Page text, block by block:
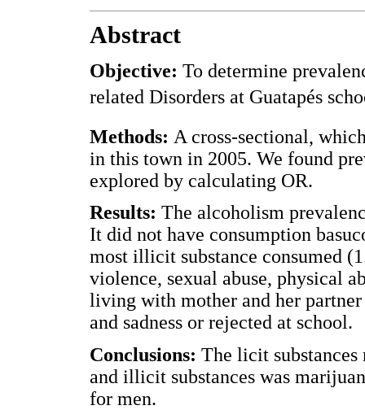
Abstract
Objective: To determine
related Disorders at Guatapés
Methods: A cross-sectional,
in this town in 2005. We found
explored by calculating OR.
Results: The alcoholism
It did not have consumption
most illicit substance consumed
violence, sexual abuse, physical
living with mother and her
and sadness or rejected at school.
Conclusions: The licit substances
and illicit substances was
for men.